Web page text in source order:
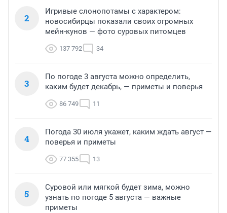
2
Игривые слонопотамы с характером:
новосибирцы показали своих огромных
мейн-кунов — фото суровых питомцев
137 792 34
3
По погоде 3 августа можно определить,
каким будет декабрь, — приметы и поверья
86 749 11
4
Погода 30 июля укажет, каким ждать август —
поверья и приметы
77 355 13
5
Суровой или мягкой будет зима, можно
узнать по погоде 5 августа — важные
приметы